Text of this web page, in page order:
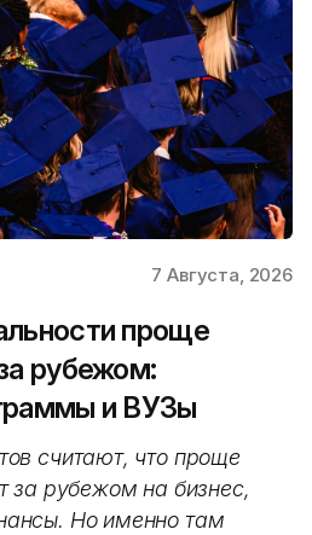
7 Августа, 2026
проще
рубежом:
и ВУЗы
считают, что проще
за рубежом на бизнес,
Но именно там